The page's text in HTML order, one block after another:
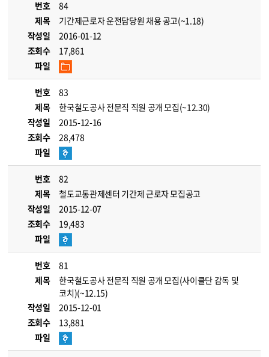
번호
84
제목
기간제근로자 운전담당원 채용 공고(~1.18)
작성일
2016-01-12
조회수
17,861
파일
번호
83
제목
한국철도공사 전문직 직원 공개 모집(~12.30)
작성일
2015-12-16
조회수
28,478
파일
번호
82
제목
철도교통관제센터 기간제 근로자 모집공고
작성일
2015-12-07
조회수
19,483
파일
번호
81
제목
한국철도공사 전문직 직원 공개 모집(사이클단 감독 및
코치)(~12.15)
작성일
2015-12-01
조회수
13,881
파일